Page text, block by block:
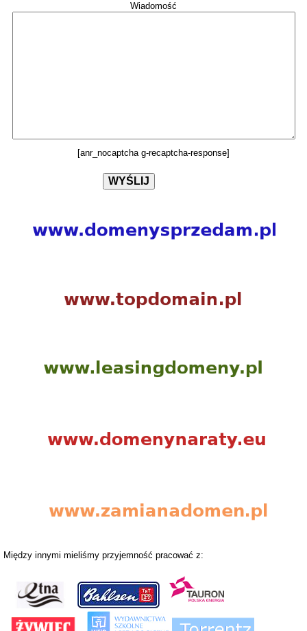
Wiadomość
[anr_nocaptcha g-recaptcha-response]
Między innymi mieliśmy przyjemność pracować z: